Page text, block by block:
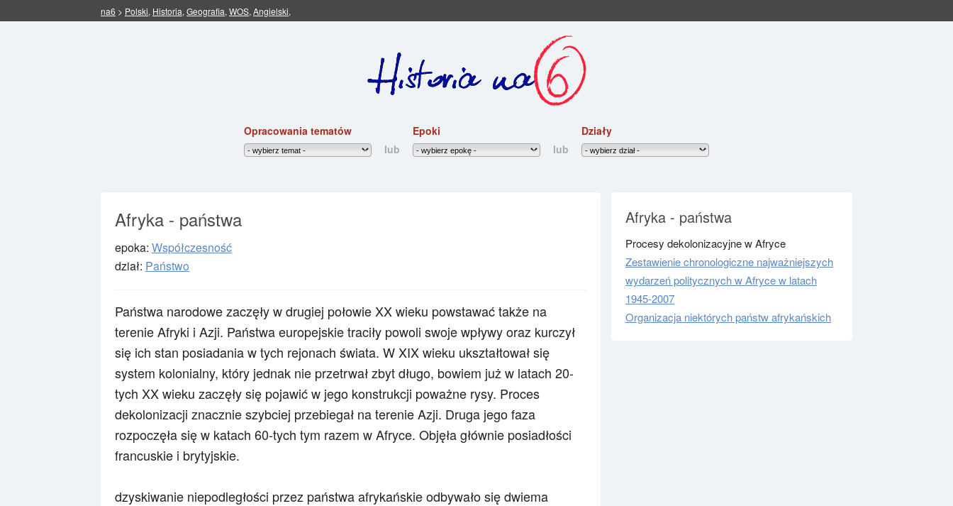
na6 > Polski, Historia, Geografia, WOS, Angielski,
Opracowania tematów
lub
Epoki
lub
Działy
Afryka - państwa
epoka: Współczesność
dział: Państwo
Państwa narodowe zaczęły w drugiej połowie XX wieku powstawać także na
terenie Afryki i Azji. Państwa europejskie traciły powoli swoje wpływy oraz kurczył
się ich stan posiadania w tych rejonach świata. W XIX wieku ukształtował się
system kolonialny, który jednak nie przetrwał zbyt długo, bowiem już w latach 20-
tych XX wieku zaczęły się pojawić w jego konstrukcji poważne rysy. Proces
dekolonizacji znacznie szybciej przebiegał na terenie Azji. Druga jego faza
rozpoczęła się w katach 60-tych tym razem w Afryce. Objęła głównie posiadłości
francuskie i brytyjskie.
dzyskiwanie niepodległości przez państwa afrykańskie odbywało się dwiema
Afryka - państwa
Procesy dekolonizacyjne w Afryce
Zestawienie chronologiczne najważniejszych
wydarzeń politycznych w Afryce w latach
1945-2007
Organizacja niektórych państw afrykańskich